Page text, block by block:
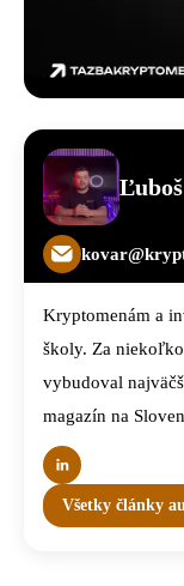
Kryptomenám a
školy. Za
vybudoval
magazín na
Všetky články